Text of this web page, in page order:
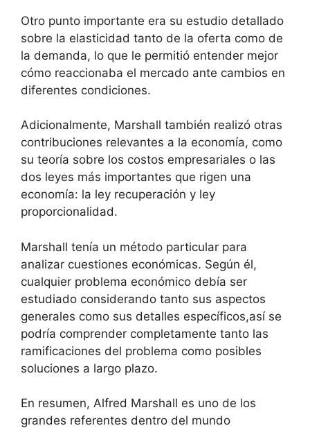
Otro punto importante era su estudio detallado
sobre la elasticidad tanto de la oferta como de
la demanda, lo que le permitió entender mejor
cómo reaccionaba el mercado ante cambios en
diferentes condiciones.
Adicionalmente, Marshall también realizó otras
contribuciones relevantes a la economía, como
su teoría sobre los costos empresariales o las
dos leyes más importantes que rigen una
economía: la ley recuperación y ley
proporcionalidad.
Marshall tenía un método particular para
analizar cuestiones económicas. Según él,
cualquier problema económico debía ser
estudiado considerando tanto sus aspectos
generales como sus detalles específicos,así se
podría comprender completamente tanto las
ramificaciones del problema como posibles
soluciones a largo plazo.
En resumen, Alfred Marshall es uno de los
grandes referentes dentro del mundo